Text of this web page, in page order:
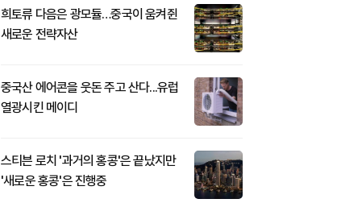
희토류 다음은 광모듈…중국이 움켜쥔
새로운 전략자산
중국산 에어콘을 웃돈 주고 산다...유럽
열광시킨 메이디
스티븐 로치 '과거의 홍콩'은 끝났지만
'새로운 홍콩'은 진행중